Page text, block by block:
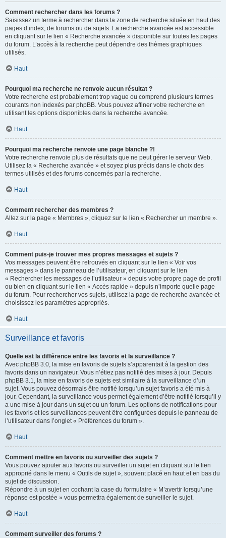
Comment rechercher dans les forums ?
Saisissez un terme à rechercher dans la zone de recherche située en haut des
pages d’index, de forums ou de sujets. La recherche avancée est accessible
en cliquant sur le lien « Recherche avancée » disponible sur toutes les pages
du forum. L’accès à la recherche peut dépendre des thèmes graphiques
utilisés.
Haut
Pourquoi ma recherche ne renvoie aucun résultat ?
Votre recherche est probablement trop vague ou comprend plusieurs termes
courants non indexés par phpBB. Vous pouvez affiner votre recherche en
utilisant les options disponibles dans la recherche avancée.
Haut
Pourquoi ma recherche renvoie une page blanche ?!
Votre recherche renvoie plus de résultats que ne peut gérer le serveur Web.
Utilisez la « Recherche avancée » et soyez plus précis dans le choix des
termes utilisés et des forums concernés par la recherche.
Haut
Comment rechercher des membres ?
Allez sur la page « Membres », cliquez sur le lien « Rechercher un membre ».
Haut
Comment puis-je trouver mes propres messages et sujets ?
Vos messages peuvent être retrouvés en cliquant sur le lien « Voir vos
messages » dans le panneau de l’utilisateur, en cliquant sur le lien
« Rechercher les messages de l’utilisateur » depuis votre propre page de profil
ou bien en cliquant sur le lien « Accès rapide » depuis n’importe quelle page
du forum. Pour rechercher vos sujets, utilisez la page de recherche avancée et
choisissez les paramètres appropriés.
Haut
Surveillance et favoris
Quelle est la différence entre les favoris et la surveillance ?
Avec phpBB 3.0, la mise en favoris de sujets s’apparentait à la gestion des
favoris dans un navigateur. Vous n’étiez pas notifié des mises à jour. Depuis
phpBB 3.1, la mise en favoris de sujets est similaire à la surveillance d’un
sujet. Vous pouvez désormais être notifié lorsqu’un sujet favoris a été mis à
jour. Cependant, la surveillance vous permet également d’être notifié lorsqu’il y
a une mise à jour dans un sujet ou un forum. Les options de notifications pour
les favoris et les surveillances peuvent être configurées depuis le panneau de
l’utilisateur dans l’onglet « Préférences du forum ».
Haut
Comment mettre en favoris ou surveiller des sujets ?
Vous pouvez ajouter aux favoris ou surveiller un sujet en cliquant sur le lien
approprié dans le menu « Outils de sujet », souvent placé en haut et en bas du
sujet de discussion.
Répondre à un sujet en cochant la case du formulaire « M’avertir lorsqu’une
réponse est postée » vous permettra également de surveiller le sujet.
Haut
Comment surveiller des forums ?